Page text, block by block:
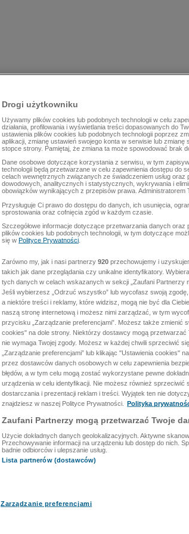
Drogi użytkowniku
Używamy plików cookies lub podobnych technologii w celu
działania, profilowania i wyświetlania treści dopasowanych do
ustawienia plików cookies lub podobnych technologii poprzez
aplikacji, zmianę ustawień swojego konta w serwisie lub
stopce strony. Pamiętaj, że zmiana ta może spowodować brak
Dane osobowe dotyczące korzystania z serwisu, w tym
technologii będą przetwarzane w celu zapewnienia dostępu do
celach wewnętrznych związanych ze świadczeniem usług oraz
dowodowych, analitycznych i statystycznych, wykrywania i
obowiązków wynikających z przepisów prawa. Administratorem
Przysługuje Ci prawo do dostępu do danych, ich usunięcia,
sprostowania oraz cofnięcia zgód w każdym czasie.
Szczegółowe informacje dotyczące przetwarzania danych
plików cookies lub podobnych technologii, w tym dotyczące
się w Polityce Prywatności
Zarówno my, jak i nasi partnerzy 920 przechowujemy i
takich jak dane przeglądania czy unikalne identyfikatory.
tych danych w celach wskazanych w sekcji „Zaufani Partnerzy
Jeśli wybierzesz „Odrzuć wszystko” lub wycofasz swoją
a niektóre treści i reklamy, które widzisz, mogą nie być dla
naszą stronę internetową i możesz nimi zarządzać, w tym
przycisku „Zarządzanie preferencjami”. Możesz także zmienić
cookies" na dole strony. Niektórzy dostawcy mogą
nie wymaga Twojej zgody. Możesz w każdej chwili sprzeciwić
„Zarządzanie preferencjami” lub klikając "Ustawienia cookies"
przez dostawców danych osobowych w celu zapewnienia
błędów, a w tym celu mogą zostać wykorzystane pewne
urządzenia w celu identyfikacji. Nie możesz również
dostarczania i prezentacji reklam i treści. Wyjątek ten nie
znajdziesz w naszej Polityce Prywatności.
Polityka
Zaufani Partnerzy mogą przetwarzać Twoje
Użycie dokładnych danych geolokalizacyjnych. Aktywne
Przechowywanie informacji na urządzeniu lub dostęp do nich.
badnie odbiorców i ulepszanie usług.
Lista partnerów (dostawców)
Zarządzanie preferencjami